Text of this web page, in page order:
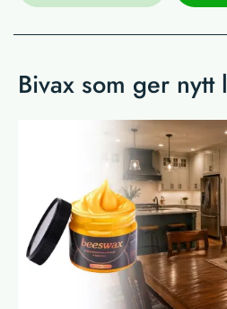
Bivax som ger nytt